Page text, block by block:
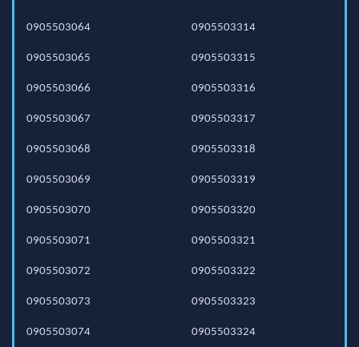
0905503064
0905503065
0905503066
0905503067
0905503068
0905503069
0905503070
0905503071
0905503072
0905503073
0905503074
0905503314
0905503315
0905503316
0905503317
0905503318
0905503319
0905503320
0905503321
0905503322
0905503323
0905503324